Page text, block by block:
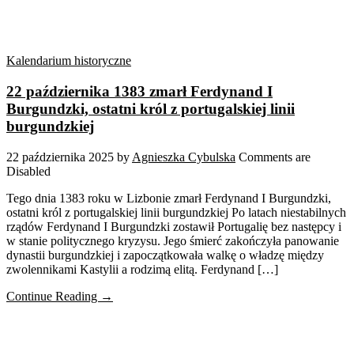
Kalendarium historyczne
22 października 1383 zmarł Ferdynand I
Burgundzki, ostatni król z portugalskiej linii
burgundzkiej
22 października 2025 by Agnieszka Cybulska Comments are
Disabled
Tego dnia 1383 roku w Lizbonie zmarł Ferdynand I Burgundzki,
ostatni król z portugalskiej linii burgundzkiej Po latach niestabilnych
rządów Ferdynand I Burgundzki zostawił Portugalię bez następcy i
w stanie politycznego kryzysu. Jego śmierć zakończyła panowanie
dynastii burgundzkiej i zapoczątkowała walkę o władzę między
zwolennikami Kastylii a rodzimą elitą. Ferdynand […]
Continue Reading →